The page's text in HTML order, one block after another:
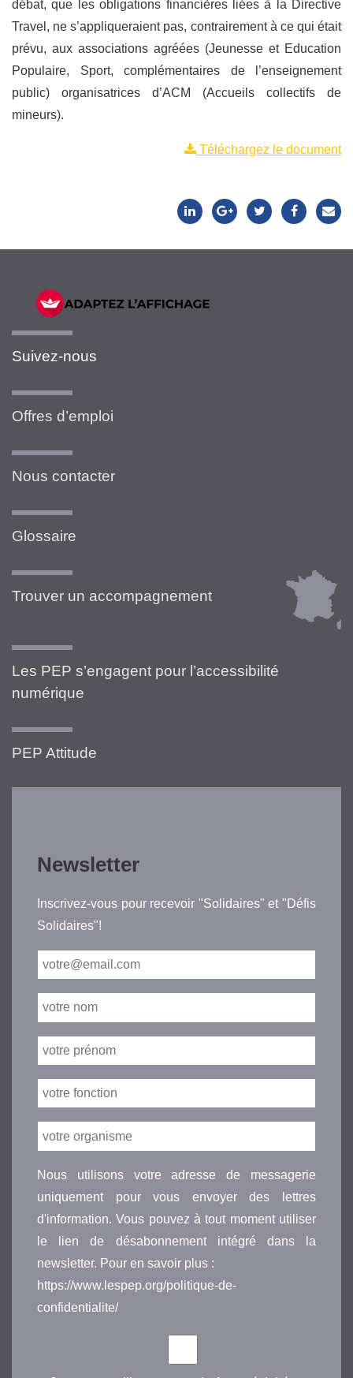
débat, que les obligations financières liées à la Directive
Travel, ne s’appliqueraient pas, contrairement à ce qui était
prévu, aux associations agréées (Jeunesse et Education
Populaire, Sport, complémentaires de l’enseignement
public) organisatrices d’ACM (Accueils collectifs de
mineurs).
Téléchargez le document
Suivez-nous
Offres d’emploi
Nous contacter
Glossaire
Trouver un accompagnement
Les PEP s’engagent pour l’accessibilité
numérique
PEP Attitude
Newsletter
Inscrivez-vous pour recevoir "Solidaires" et "Défis
Solidaires"!
Nous utilisons votre adresse de messagerie
uniquement pour vous envoyer des lettres
d'information. Vous pouvez à tout moment utiliser
le lien de désabonnement intégré dans la
newsletter. Pour en savoir plus :
https://www.lespep.org/politique-de-
confidentialite/